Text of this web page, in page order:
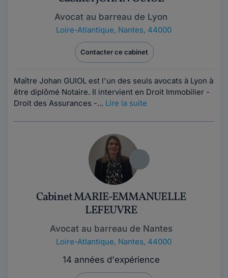
Avocat au barreau de Lyon
Loire-Atlantique, Nantes, 44000
Contacter ce cabinet
Maître Johan GUIOL est l'un des seuls avocats à Lyon à
être diplômé Notaire. Il intervient en Droit Immobilier -
Droit des Assurances -... Lire la suite
Cabinet MARIE-EMMANUELLE
LEFEUVRE
Avocat au barreau de Nantes
Loire-Atlantique, Nantes, 44000
14 années d'expérience